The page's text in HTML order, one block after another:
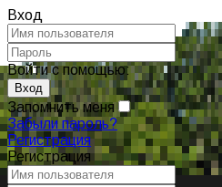
Вход
Войти с помощью:
Запомнить меня
Забыли пароль?
Регистрация
Регистрация